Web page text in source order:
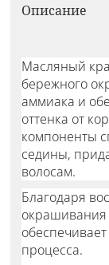
Описание
Масляный
бережного
аммиака и
оттенка от
компоненты
седины,
волосам.
Благодаря
окрашивания
процесса.